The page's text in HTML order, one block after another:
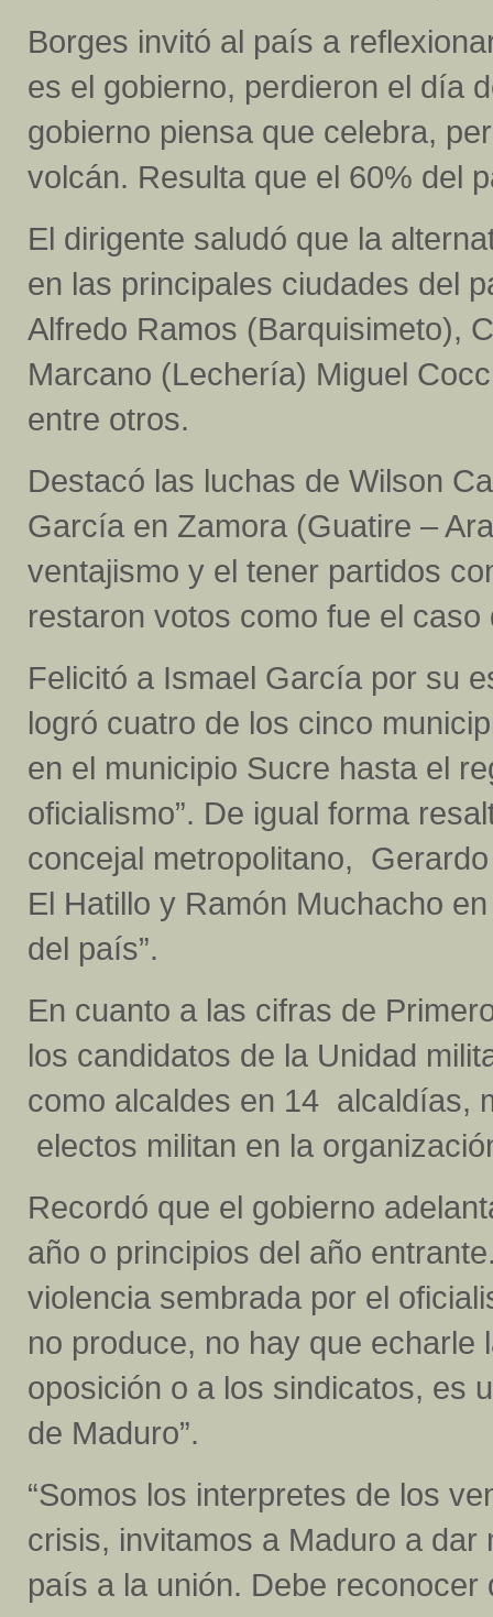
Borges invitó al país a
es el gobierno, perdieron el día
gobierno piensa que celebra,
volcán. Resulta que el 60% del
El dirigente saludó que la
en las principales ciudades del
Alfredo Ramos (Barquisimeto),
Marcano (Lechería) Miguel
entre otros.
Destacó las luchas de Wilson
García en Zamora (Guatire –
ventajismo y el tener partidos
restaron votos como fue el caso
Felicitó a Ismael García por su
logró cuatro de los cinco
en el municipio Sucre hasta el
oficialismo”. De igual forma
concejal metropolitano,
El Hatillo y Ramón Muchacho
del país”.
En cuanto a las cifras de
los candidatos de la Unidad
como alcaldes en 14 alcaldías,
electos militan en la
Recordó que el gobierno
año o principios del año
violencia sembrada por el
no produce, no hay que echarle
oposición o a los sindicatos, es
de Maduro”.
“Somos los interpretes de los
crisis, invitamos a Maduro a
país a la unión. Debe